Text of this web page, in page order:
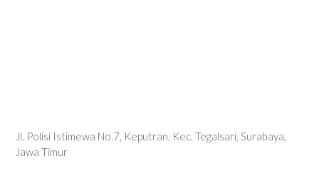
Jl. Polisi Istimewa No.7, Keputran, Kec. Tegalsari, Surabaya,
Jawa Timur